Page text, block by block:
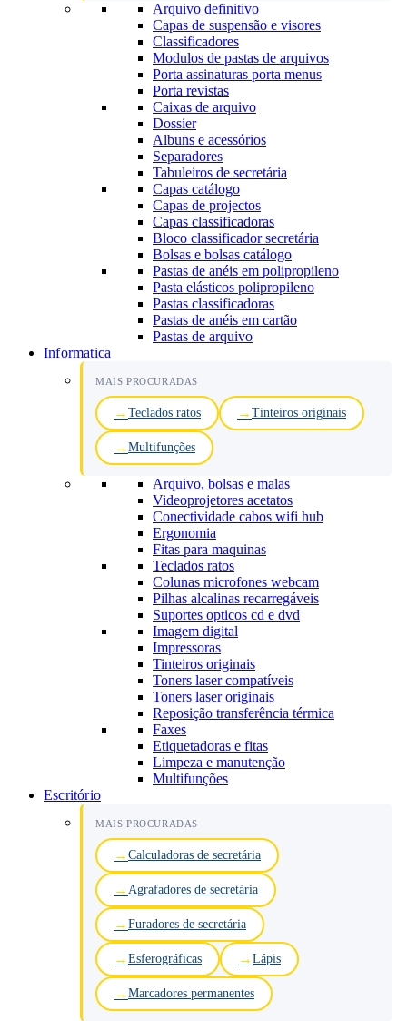
Arquivo definitivo
Capas de suspensão e visores
Classificadores
Modulos de pastas de arquivos
Porta assinaturas porta menus
Porta revistas
Caixas de arquivo
Dossier
Albuns e acessórios
Separadores
Tabuleiros de secretária
Capas catálogo
Capas de projectos
Capas classificadoras
Bloco classificador secretária
Bolsas e bolsas catálogo
Pastas de anéis em polipropileno
Pasta elásticos polipropileno
Pastas classificadoras
Pastas de anéis em cartão
Pastas de arquivo
Informatica
MAIS PROCURADAS
Teclados ratos Tinteiros originais
Multifunções
Arquivo, bolsas e malas
Videoprojetores acetatos
Conectividade cabos wifi hub
Ergonomia
Fitas para maquinas
Teclados ratos
Colunas microfones webcam
Pilhas alcalinas recarregáveis
Suportes opticos cd e dvd
Imagem digital
Impressoras
Tinteiros originais
Toners laser compatíveis
Toners laser originais
Reposição transferência térmica
Faxes
Etiquetadoras e fitas
Limpeza e manutenção
Multifunções
Escritório
MAIS PROCURADAS
Calculadoras de secretária
Agrafadores de secretária
Furadores de secretária
Esferográficas Lápis
Marcadores permanentes